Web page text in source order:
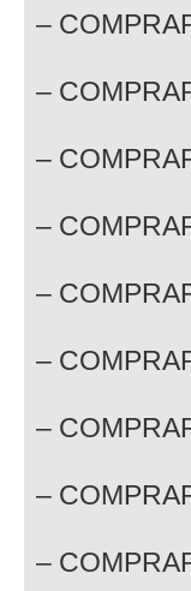
–
–
–
–
–
–
–
–
–